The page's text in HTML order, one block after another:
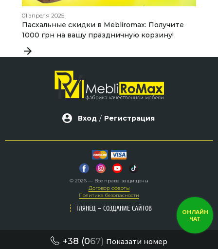
+38 (067) Показати номер
01 апреля 2025
Пасхальные скидки в Mebliromax: Получите
1000 грн на вашу праздничную корзину!
Вход / Регистрация
© 2026 — Все права защищены
Договор оферты
Политика безопасности
ГЛЯНЕЦ– СОЗДАНИЕ САЙТОВ
ГЛЯНЕЦ– СОЗДАНИЕ САЙТОВ
ОНЛАЙН
ЧАТ